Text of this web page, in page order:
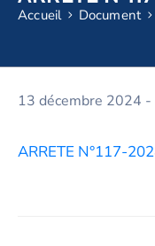
Accueil Document
13 décembre 2024 -
ARRETE N°117-